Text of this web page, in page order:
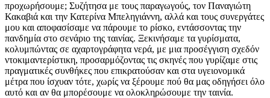
προχωρήσουμε; Συζήτησα με τους παραγωγούς, τον Παναγιώτη
Κακαβιά και την Κατερίνα Μπεληγιάννη, αλλά και τους συνεργάτες
μου και αποφασίσαμε να πάρουμε το ρίσκο, εντάσσοντας την
πανδημία στο σενάριο της ταινίας. Ξεκινήσαμε τα γυρίσματα,
κολυμπώντας σε αχαρτογράφητα νερά, με μια προσέγγιση σχεδόν
ντοκιμαντερίστικη, προσαρμόζοντας τις σκηνές που γυρίζαμε στις
πραγματικές συνθήκες που επικρατούσαν και στα υγειονομικά
μέτρα που ίσχυαν τότε, χωρίς να ξέρουμε πού θα μας οδηγήσει όλο
αυτό και αν θα μπορέσουμε να ολοκληρώσουμε την ταινία.